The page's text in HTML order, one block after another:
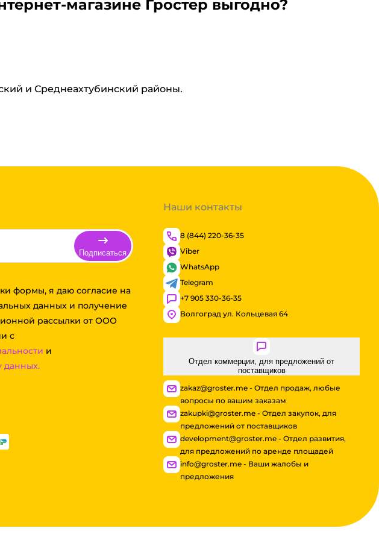
магазине Гростер выгодно?
и Среднеахтубинский районы.
Подписаться
формы, я даю согласие на
данных и получение
рассылки от ООО
с
и
данных.
Наши контакты
8 (844) 220-36-35
Viber
WhatsApp
Telegram
+7 905 330-36-35
Волгоград ул. Кольцевая 64
Отдел коммерции, для предложений от
поставщиков
zakaz@groster.me - Отдел продаж, любые
вопросы по вашим заказам
zakupki@groster.me - Отдел закупок, для
предложений от поставщиков
development@groster.me - Отдел развития,
для предложений по аренде площадей
info@groster.me - Ваши жалобы и
предложения